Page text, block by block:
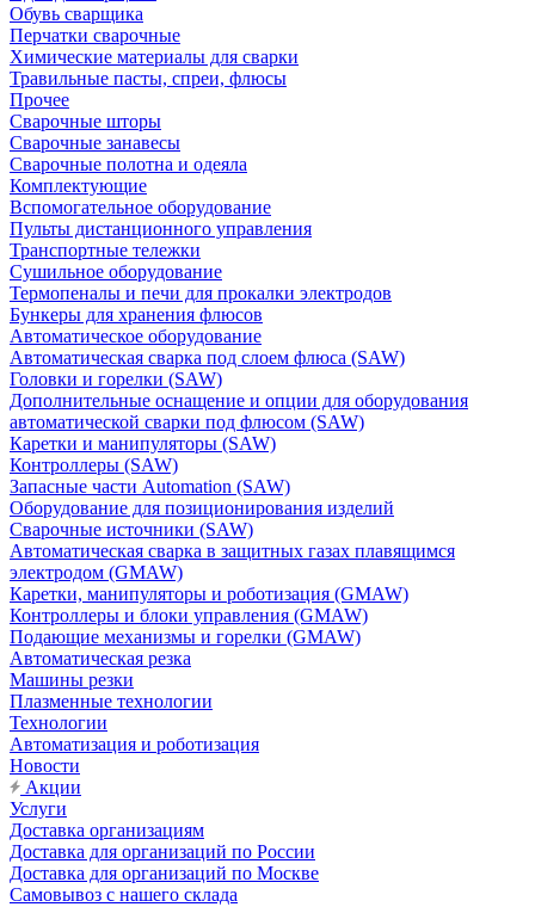
Обувь сварщика
Перчатки сварочные
Химические материалы для сварки
Травильные пасты, спреи, флюсы
Прочее
Сварочные шторы
Сварочные занавесы
Сварочные полотна и одеяла
Комплектующие
Вспомогательное оборудование
Пульты дистанционного управления
Транспортные тележки
Сушильное оборудование
Термопеналы и печи для прокалки электродов
Бункеры для хранения флюсов
Автоматическое оборудование
Автоматическая сварка под слоем флюса (SAW)
Головки и горелки (SAW)
Дополнительные оснащение и опции для оборудования
автоматической сварки под флюсом (SAW)
Каретки и манипуляторы (SAW)
Контроллеры (SAW)
Запасные части Automation (SAW)
Оборудование для позиционирования изделий
Сварочные источники (SAW)
Автоматическая сварка в защитных газах плавящимся
электродом (GMAW)
Каретки, манипуляторы и роботизация (GMAW)
Контроллеры и блоки управления (GMAW)
Подающие механизмы и горелки (GMAW)
Автоматическая резка
Машины резки
Плазменные технологии
Технологии
Автоматизация и роботизация
Новости
Акции
Услуги
Доставка организациям
Доставка для организаций по России
Доставка для организаций по Москве
Самовывоз с нашего склада